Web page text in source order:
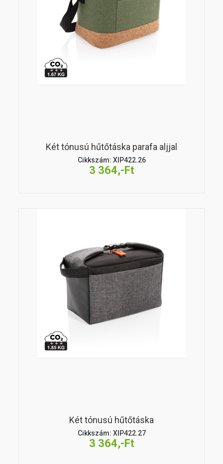
Két tónusú hűtőtáska parafa aljjal
Cikkszám: XIP422.26
3 364,-Ft
Két tónusú hűtőtáska
Cikkszám: XIP422.27
3 364,-Ft